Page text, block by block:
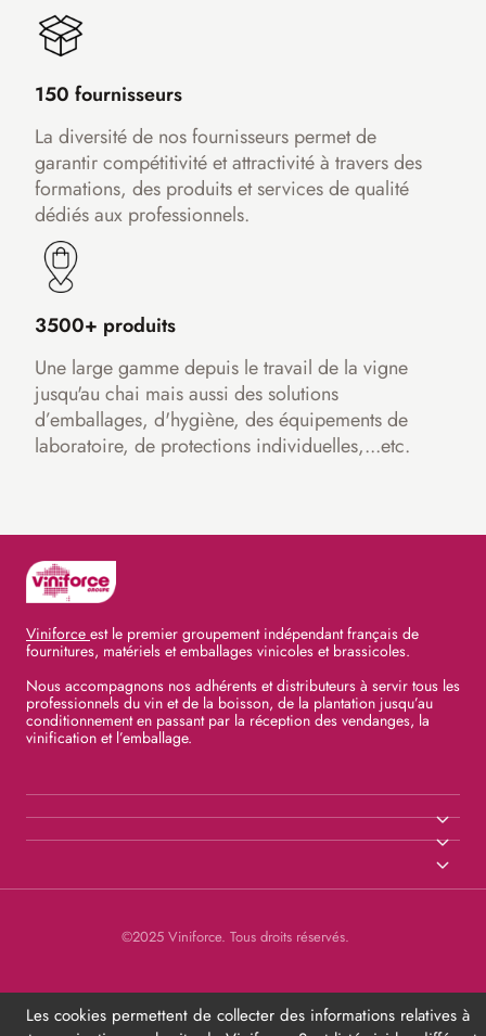
150 fournisseurs
La diversité de nos fournisseurs permet de
garantir compétitivité et attractivité à travers des
formations, des produits et services de qualité
dédiés aux professionnels.
3500+ produits
Une large gamme depuis le travail de la vigne
jusqu'au chai mais aussi des solutions
d’emballages, d'hygiène, des équipements de
laboratoire, de protections individuelles,...etc.
Viniforce est le premier groupement indépendant français de
fournitures, matériels et emballages vinicoles et brassicoles.
Nous accompagnons nos adhérents et distributeurs à servir tous les
professionnels du vin et de la boisson, de la plantation jusqu’au
conditionnement en passant par la réception des vendanges, la
vinification et l’emballage.
©2025 Viniforce. Tous droits réservés.
Les cookies permettent de collecter des informations relatives à